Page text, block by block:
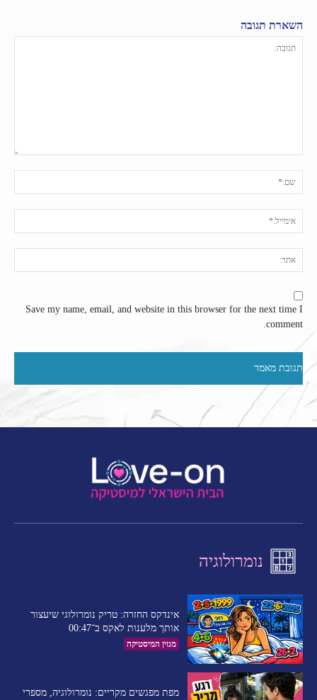
השארת תגובה
Save my name, email, and website in this browser for the next time I
comment.
נומרולוגיה
אינדקס החזרה: טריק נומרולוגי שיעצור
אותך מלענות לאקס ב־00:47
מגזין המיסטיקה
מפת מפגשים מקריים: נומרולוגיה, מספרי